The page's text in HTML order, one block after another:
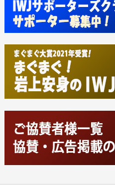
諸般の事情によりIWJ会費払え
です。市民側に立つ講演会に
われるのはあまりにもったい
お役立てください。（H.O.様）
今日、僅かですがカンパしま
様）
今日、僅かですがカンパしま
機を乗り切るには到底及ばな
の妻を抱えている私にとって
パです。
かねてよりIWJが発してきた